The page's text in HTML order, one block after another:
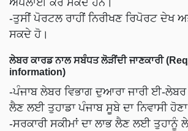
ਅਪਲਾਈ ਕਰ ਸਕਦੇ ਹਨ।
-ਤੁਸੀਂ ਪੋਰਟਲ ਰਾਹੀਂ ਨਿਰੀਖਣ ਰਿਪੋਰਟ ਦੇਖ
ਸਕਦੇ ਹੋ।
ਲੇਬਰ ਕਾਰਡ ਨਾਲ ਸਬੰਧਤ ਲੋੜੀਂਦੀ ਜਾਣਕਾਰੀ
information)
-ਪੰਜਾਬ ਲੇਬਰ ਵਿਭਾਗ ਦੁਆਰਾ ਜਾਰੀ ਈ-
ਲੈਣ ਲਈ ਤੁਹਾਡਾ ਪੰਜਾਬ ਸੂਬੇ ਦਾ ਨਿਵਾਸੀ
-ਸਰਕਾਰੀ ਸਕੀਮਾਂ ਦਾ ਲਾਭ ਲੈਣ ਲਈ ਤੁਹਾਨੂੰ